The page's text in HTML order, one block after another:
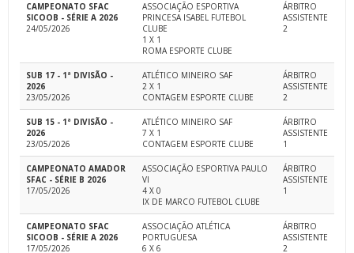
CAMPEONATO SFAC
SICOOB - SÉRIE A 2026
24/05/2026
ASSOCIAÇÃO ESPORTIVA
PRINCESA ISABEL FUTEBOL
CLUBE
1 X 1
ROMA ESPORTE CLUBE
ÁRBITRO
ASSISTENTE
2
SUB 17 - 1ª DIVISÃO -
2026
23/05/2026
ATLÉTICO MINEIRO SAF
2 X 1
CONTAGEM ESPORTE CLUBE
ÁRBITRO
ASSISTENTE
2
SUB 15 - 1ª DIVISÃO -
2026
23/05/2026
ATLÉTICO MINEIRO SAF
7 X 1
CONTAGEM ESPORTE CLUBE
ÁRBITRO
ASSISTENTE
1
CAMPEONATO AMADOR
SFAC - SÉRIE B 2026
17/05/2026
ASSOCIAÇÃO ESPORTIVA PAULO
VI
4 X 0
IX DE MARCO FUTEBOL CLUBE
ÁRBITRO
ASSISTENTE
1
CAMPEONATO SFAC
SICOOB - SÉRIE A 2026
17/05/2026
ASSOCIAÇÃO ATLÉTICA
PORTUGUESA
6 X 6
ÁRBITRO
ASSISTENTE
2